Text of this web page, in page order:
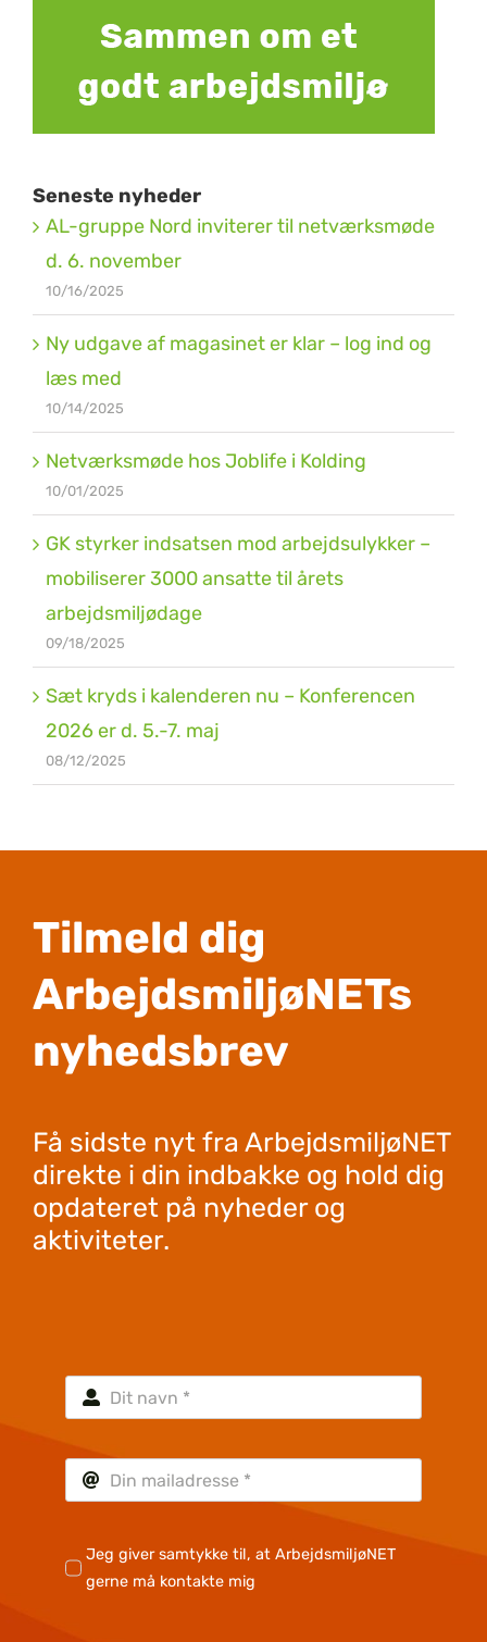
Seneste nyheder
AL-gruppe Nord inviterer til netværksmøde
d. 6. november
10/16/2025
Ny udgave af magasinet er klar – log ind og
læs med
10/14/2025
Netværksmøde hos Joblife i Kolding
10/01/2025
GK styrker indsatsen mod arbejdsulykker –
mobiliserer 3000 ansatte til årets
arbejdsmiljødage
09/18/2025
Sæt kryds i kalenderen nu – Konferencen
2026 er d. 5.-7. maj
08/12/2025
Tilmeld dig
ArbejdsmiljøNETs
nyhedsbrev
Få sidste nyt fra ArbejdsmiljøNET
direkte i din indbakke og hold dig
opdateret på nyheder og
aktiviteter.
Jeg giver samtykke til, at ArbejdsmiljøNET
gerne må kontakte mig